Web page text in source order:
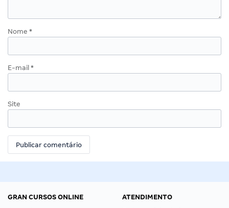
Nome *
E-mail *
Site
GRAN CURSOS ONLINE
ATENDIMENTO